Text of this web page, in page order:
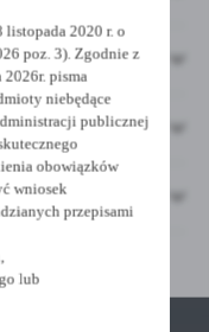
Możesz określić
informacji w zakresie
oraz częstotliwości,
pozwalają nam na
względem ich
informacje są
zgody na
wszystkich
Ci najciekawsze
partnerów.
Ci naszych
oraz Twoich
internetowej. Treści
trzecich lub
dostawców usług.
prezentujących nasze
listopada 2020 r. o
poz. 3). Zgodnie z
pisma
niebędące
publicznej
obowiązków
wniosek
przepisami
lub